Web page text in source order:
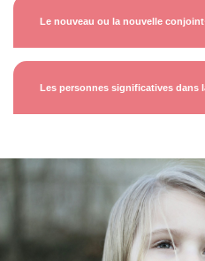
Le nouveau ou la nouvelle
Les personnes significatives dans